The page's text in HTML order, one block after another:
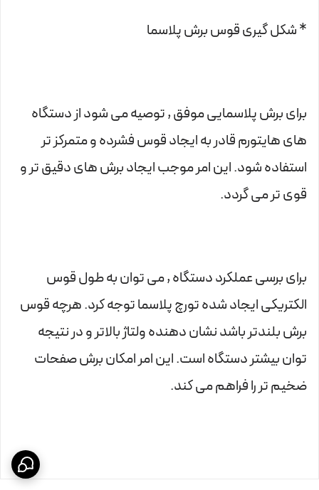
* شکل گیری قوس برش پلاسما
برای برش پلاسمایی موفق , توصیه می شود از دستگاه
های هایتورم قادر به ایجاد قوس فشرده و متمرکز تر
استفاده شود. این امر موجب ایجاد برش های دقیق تر و
قوی تر می گردد.
برای برسی عملکرد دستگاه , می توان به طول قوس
الکتریکی ایجاد شده تورچ پلاسما توجه کرد. هرچه قوس
برش بلندتر باشد نشان دهنده ولتاژ بالاتر و در نتیجه
توان بیشتر دستگاه است. این امر امکان برش صفحات
ضخیم تر را فراهم می کند.